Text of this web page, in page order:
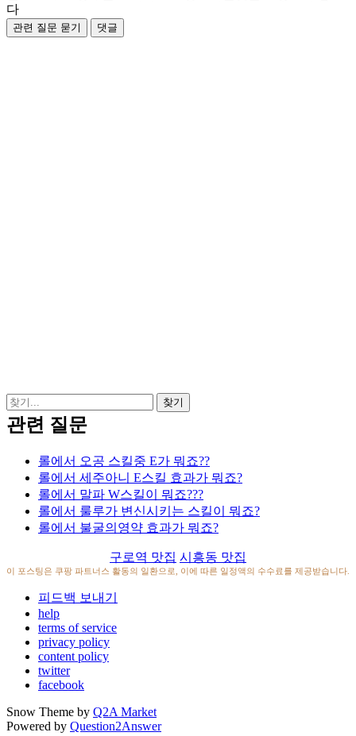
다
관련 질문
롤에서 오공 스킬중 E가 뭐죠??
롤에서 세주아니 E스킬 효과가 뭐죠?
롤에서 말파 W스킬이 뭐죠???
롤에서 룰루가 변신시키는 스킬이 뭐죠?
롤에서 불굴의영약 효과가 뭐죠?
구로역 맛집 시흥동 맛집
이 포스팅은 쿠팡 파트너스 활동의 일환으로, 이에 따른 일정액의 수수료를 제공받습니다.
피드백 보내기
help
terms of service
privacy policy
content policy
twitter
facebook
Snow Theme by Q2A Market
Powered by Question2Answer